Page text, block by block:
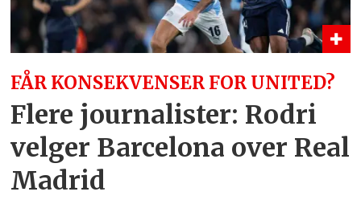
FÅR KONSEKVENSER FOR UNITED?
Flere journalister: Rodri
velger Barcelona over Real
Madrid